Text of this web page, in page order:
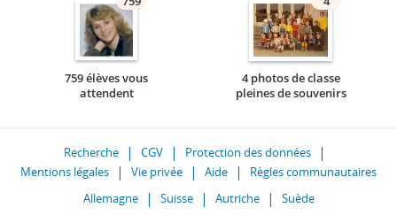
759 élèves vous
attendent
4 photos de classe
pleines de souvenirs
Recherche CGV
Protection des données
Mentions légales
Vie privée Aide
Règles communautaires
Allemagne
Suisse Autriche Suède